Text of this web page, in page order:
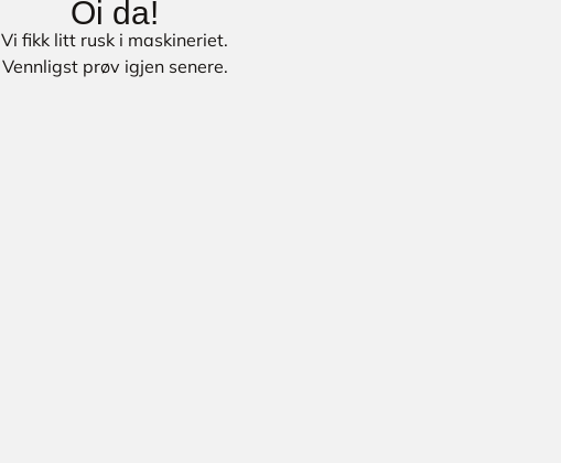
Oi da!
Vi fikk litt rusk i maskineriet.
Vennligst prøv igjen senere.